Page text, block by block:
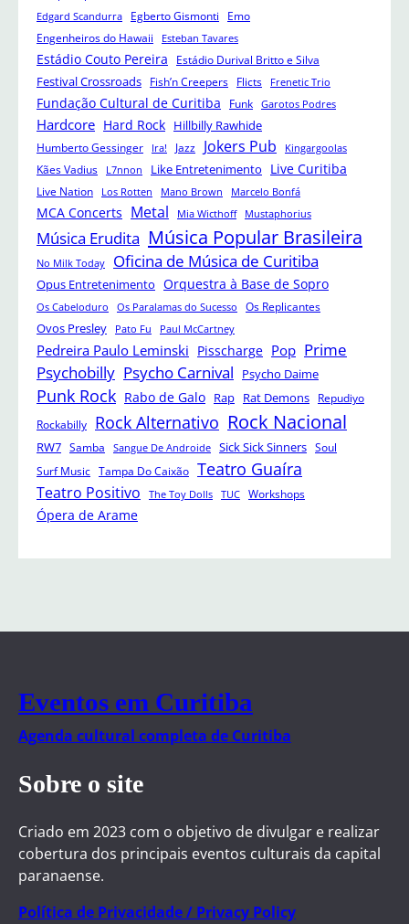
Edgard Scandurra Egberto Gismonti
Emo
Engenheiros do Hawaii
Esteban Tavares
Estádio Couto Pereira Estádio Durival Britto e Silva
Festival Crossroads Fish’n Creepers Flicts Frenetic Trio
Fundação Cultural de Curitiba Funk Garotos Podres
Hardcore Hard Rock Hillbilly Rawhide
Humberto Gessinger Ira! Jazz Jokers Pub Kingargoolas
Kães Vadius L7nnon Like Entretenimento Live Curitiba
Live Nation Los Rotten Mano Brown Marcelo Bonfá
MCA Concerts Metal Mia Wicthoff Mustaphorius
Música Erudita Música Popular Brasileira
No Milk Today Oficina de Música de Curitiba
Opus Entretenimento Orquestra à Base de Sopro
Os Cabeloduro Os Paralamas do Sucesso Os Replicantes
Ovos Presley Pato Fu Paul McCartney
Pedreira Paulo Leminski Pisscharge Pop Prime
Psychobilly Psycho Carnival Psycho Daime
Punk Rock Rabo de Galo Rap Rat Demons
Repudiyo
Rockabilly
Rock Alternativo Rock Nacional
RW7 Samba Sangue De Androide Sick Sick Sinners Soul
Surf Music Tampa Do Caixão Teatro Guaíra
Teatro Positivo The Toy Dolls TUC Workshops
Ópera de Arame
Eventos em Curitiba
Agenda cultural completa de Curitiba
Sobre o site
Criado em 2023 com o objetivo de divulgar e realizar
cobertura dos principais eventos culturais da capital
paranaense.
Política de Privacidade / Privacy Policy